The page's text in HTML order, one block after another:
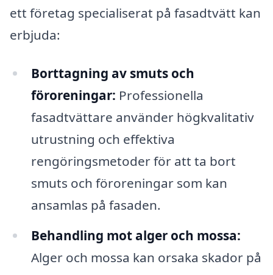
ett företag specialiserat på fasadtvätt kan
erbjuda:
Borttagning av smuts och
föroreningar: Professionella
fasadtvättare använder högkvalitativ
utrustning och effektiva
rengöringsmetoder för att ta bort
smuts och föroreningar som kan
ansamlas på fasaden.
Behandling mot alger och mossa:
Alger och mossa kan orsaka skador på